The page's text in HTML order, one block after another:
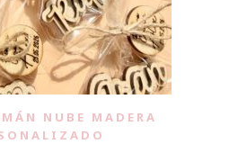
NUBE MADERA